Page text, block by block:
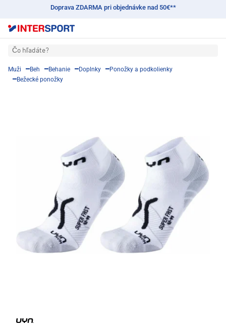
Doprava ZDARMA pri objednávke nad 50€**
Čo hľadáte?
Muži Beh Behanie Doplnky
Ponožky a podkolienky
Bežecké ponožky